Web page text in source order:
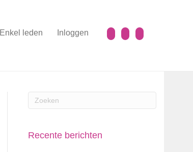
Enkel leden Inloggen
Recente berichten